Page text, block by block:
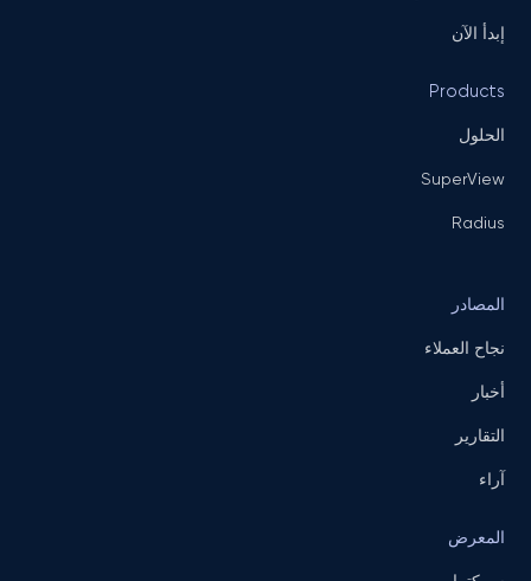
إبدأ الآن
Products
الحلول
SuperView
Radius
المصادر
نجاح العملاء
أخبار
التقارير
آراء
المعرض